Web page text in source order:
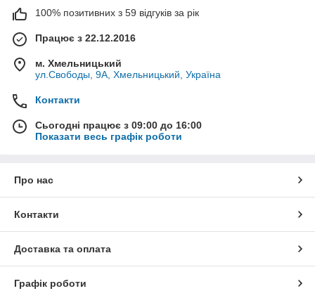
100% позитивних з 59 відгуків за рік
Працює з 22.12.2016
м. Хмельницький
ул.Свободы, 9А, Хмельницький, Україна
Контакти
Сьогодні працює з 09:00 до 16:00
Показати весь графік роботи
Про нас
Контакти
Доставка та оплата
Графік роботи